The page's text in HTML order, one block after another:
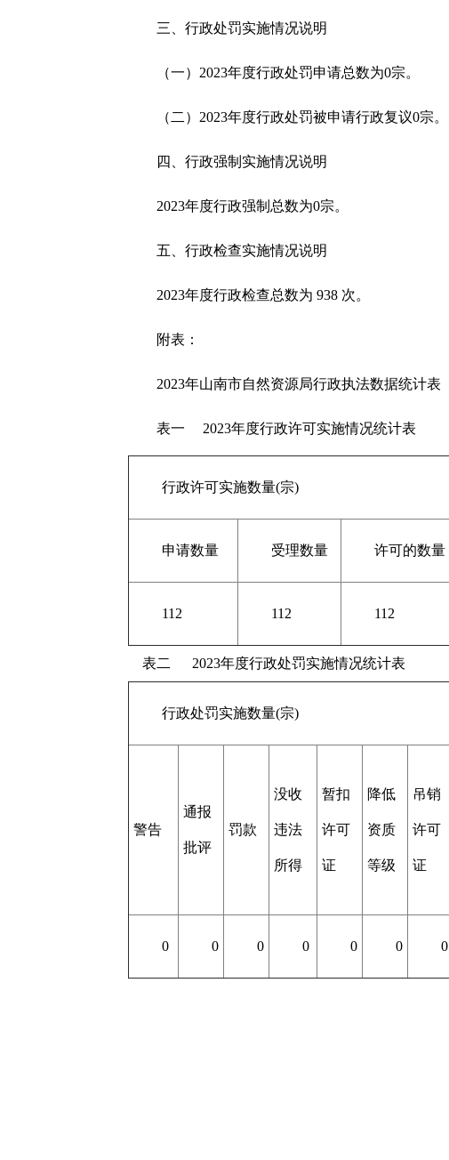
三、行政处罚实施情况说明
（一）2023年度行政处罚申请总数为0宗。
（二）2023年度行政处罚被申请行政复议0宗。
四、行政强制实施情况说明
2023年度行政强制总数为0宗。
五、行政检查实施情况说明
2023年度行政检查总数为 938 次。
附表：
2023年山南市自然资源局行政执法数据统计表
表一 2023年度行政许可实施情况统计表
行政许可实施数量(宗)
申请数量 受理数量 许可的数量
112 112 112
表二 2023年度行政处罚实施情况统计表
行政处罚实施数量(宗)
警告
通报
批评
罚款
没收
违法
所得
暂扣
许可
证
降低
资质
等级
吊销
许可
证
0 0 0 0 0 0 0